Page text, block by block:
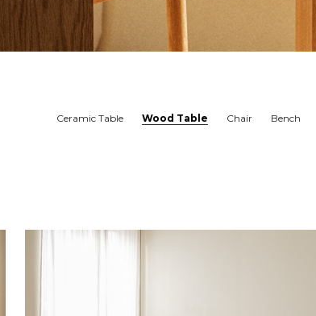
Ceramic Table Wood Table Chair Bench